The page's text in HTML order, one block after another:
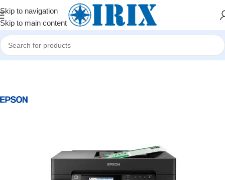
Skip to navigation
Skip to main content
Home/Shop/Ofis avadanlıqları/Printerlər